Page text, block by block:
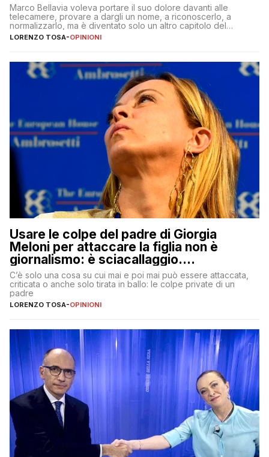
Marco Bellavia voleva portare il suo dolore davanti alle
telecamere, provare a dargli un nome, a riconoscerlo, a
normalizzarlo, ma è diventato solo un altro capitolo del
copione
LORENZO TOSA-OPINIONI
Usare le colpe del padre di Giorgia
Meloni per attaccare la figlia non è
giornalismo: è sciacallaggio.
Dimostriamo di essere diversi
C’è solo una cosa su cui mai e poi mai può essere attaccata,
criticata o anche solo tirata in ballo: le colpe private di un
padre
LORENZO TOSA-OPINIONI